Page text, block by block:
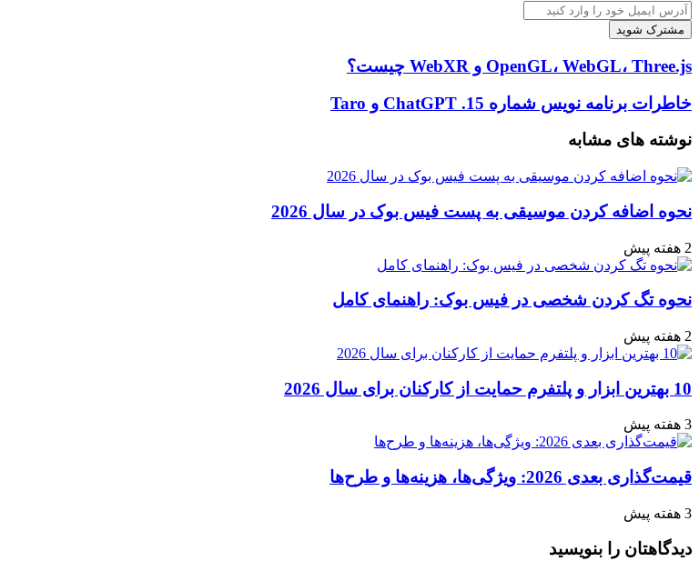
آدرس
ایمیل
خود
را
وارد
کنید
OpenGL،
Three.js
و
WebXR
چیست؟
OpenGL، WebGL، Three.js و WebXR چیست؟
خاطرات
نویس
شماره
15.
ChatGPT
Taro
خاطرات برنامه نویس شماره 15. ChatGPT و Taro
نوشته های مشابه
نحوه اضافه کردن موسیقی به پست فیس بوک در سال 2026
2 هفته پیش
نحوه تگ کردن شخصی در فیس بوک: راهنمای کامل
2 هفته پیش
10 بهترین ابزار و پلتفرم حمایت از کارکنان برای سال 2026
3 هفته پیش
قیمت‌گذاری بعدی 2026: ویژگی‌ها، هزینه‌ها و طرح‌ها
3 هفته پیش
دیدگاهتان را بنویسید